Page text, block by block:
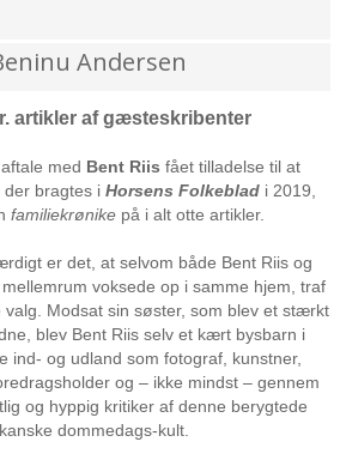
Andersen
artikler af gæsteskribenter
med Bent Riis fået tilladelse til at
der bragtes i Horsens Folkeblad i 2019,
familiekrønike på i alt otte artikler.
er det, at selvom både Bent Riis og
voksede op i samme hjem, traf
Modsat sin søster, som blev et stærkt
blev Bent Riis selv et kært bysbarn i
ind- og udland som fotograf, kunstner,
og – ikke mindst – gennem
og hyppig kritiker af denne berygtede
dommedags-kult.